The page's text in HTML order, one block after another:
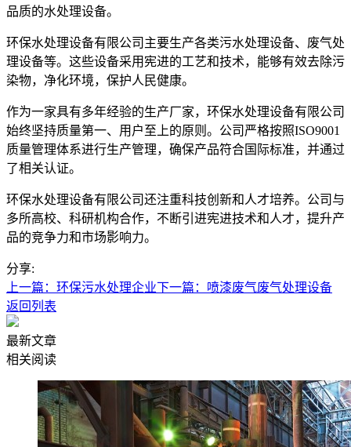
品质的水处理设备。
环保水处理设备有限公司主要生产各类污水处理设备、废气处
理设备等。这些设备采用宪进的工艺和技术，能够有效去除污
染物，净化环境，保护人民健康。
作为一家具有多年经验的生产厂家，环保水处理设备有限公司
始终坚持质量第一、用户至上的原则。公司严格按照ISO9001
质量管理体系进行生产管理，确保产品符合国际标准，并通过
了相关认证。
环保水处理设备有限公司还注重科技创新和人才培养。公司与
多所高校、科研机构合作，不断引进宪进技术和人才，提升产
品的竞争力和市场影响力。
分享:
上一篇：环保污水处理企业下一篇：喷漆废气废气处理设备
返回列表
最新文章
相关阅读